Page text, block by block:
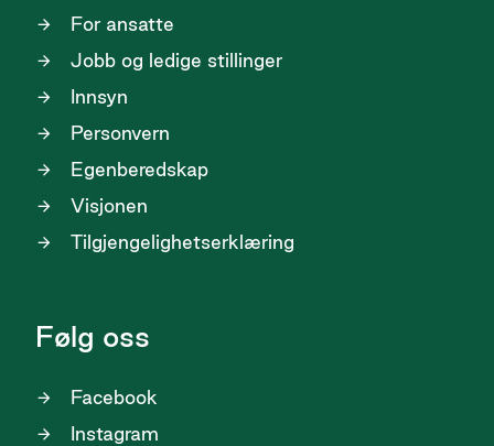
For ansatte
Jobb og ledige stillinger
Innsyn
Personvern
Egenberedskap
Visjonen
Tilgjengelighetserklæring
Følg oss
Facebook
Instagram